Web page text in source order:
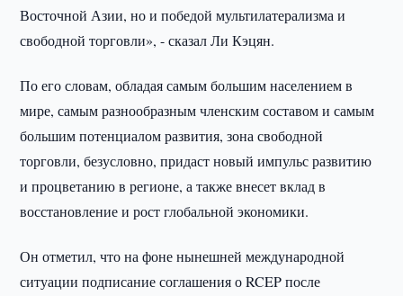
Восточной Азии, но и победой мультилатерализма и
свободной торговли», - сказал Ли Кэцян.
По его словам, обладая самым большим населением в
мире, самым разнообразным членским составом и самым
большим потенциалом развития, зона свободной
торговли, безусловно, придаст новый импульс развитию
и процветанию в регионе, а также внесет вклад в
восстановление и рост глобальной экономики.
Он отметил, что на фоне нынешней международной
ситуации подписание соглашения о RCEP после